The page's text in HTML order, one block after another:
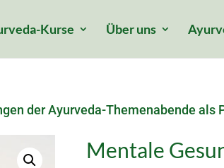
Kurse Über uns
der Ayurveda-Themenabende als
Mentale